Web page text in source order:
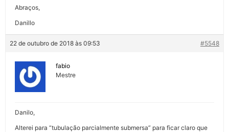
Abraços,
Danillo
22 de outubro de 2018 às 09:53 #5548
fabio
Mestre
Danilo,
Alterei para “tubulação parcialmente submersa” para ficar claro que